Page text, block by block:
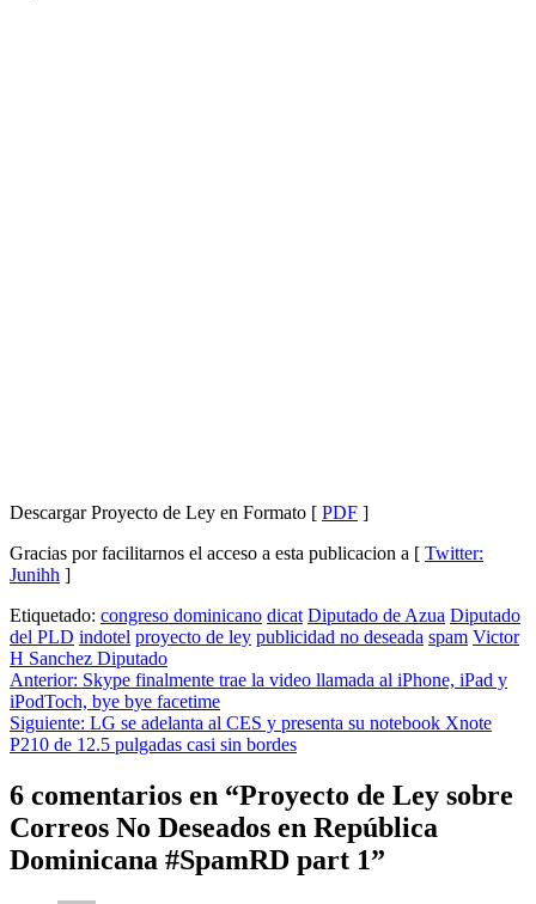
Descargar Proyecto de Ley en Formato [ PDF ]
Gracias por facilitarnos el acceso a esta publicacion a [ Twitter:
Junihh ]
Etiquetado: congreso dominicano dicat Diputado de Azua Diputado
del PLD indotel proyecto de ley publicidad no deseada spam Victor
H Sanchez Diputado
Navegación
de
entradas
Anterior: Skype finalmente trae la video llamada al iPhone, iPad y
iPodToch, bye bye facetime
Siguiente: LG se adelanta al CES y presenta su notebook Xnote
P210 de 12.5 pulgadas casi sin bordes
6 comentarios en “Proyecto de Ley sobre
Correos No Deseados en República
Dominicana #SpamRD part 1”